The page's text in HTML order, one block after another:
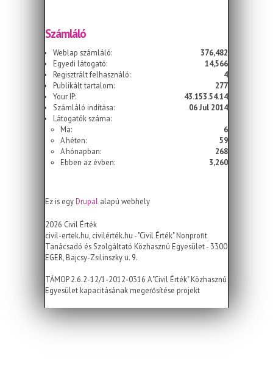
Számláló
Weblap számláló:
376,482
Egyedi látogató:
14,566
Regisztrált felhasználó:
4
Publikált tartalom:
277
Your IP:
43.153.54.14
Számláló indítása:
06 Jul 2014
Látogatók száma:
Ma:
6
A héten:
59
A hónapban:
268
Ebben az évben:
3,260
Ez is egyDrupal alapú webhely
2026 Civil Érték
civil-ertek.hu, civilérték.hu - "Civil Érték" Nonprofit
Tanácsadó és Szolgáltató Közhasznú Egyesület - 3300
EGER, Bajcsy-Zsilinszky u. 9.
TÁMOP 2.6.2-12/1-2012-0316 A "Civil Érték" Közhasznú
Egyesület kapacitásának megerősítése projekt